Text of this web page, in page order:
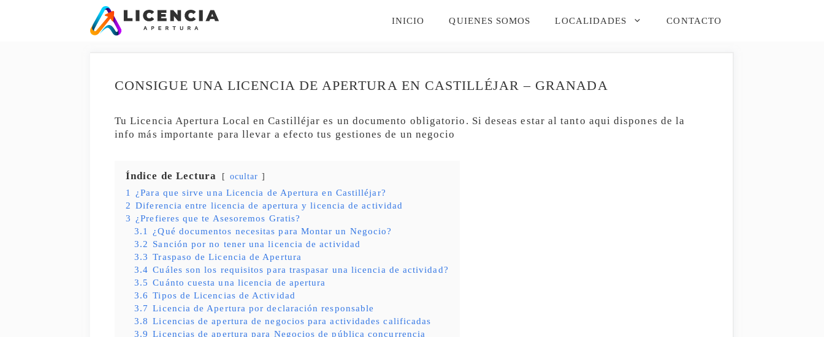
INICIO QUIENES SOMOS LOCALIDADES CONTACTO
CONSIGUE UNA LICENCIA DE APERTURA EN CASTILLÉJAR – GRANADA
Tu Licencia Apertura Local en Castilléjar es un documento obligatorio. Si deseas estar al tanto aqui dispones de la
info más importante para llevar a efecto tus gestiones de un negocio
Índice de Lectura ocultar
1
¿Para que sirve una Licencia de Apertura en Castilléjar?
2 Diferencia entre licencia de apertura y licencia de actividad
3 ¿Prefieres que te Asesoremos Gratis?
3.1
¿Qué documentos necesitas para Montar un Negocio?
3.2 Sanción por no tener una licencia de actividad
3.3 Traspaso de Licencia de Apertura
3.4 Cuáles son los requisitos para traspasar una licencia de actividad?
3.5 Cuánto cuesta una licencia de apertura
3.6 Tipos de Licencias de Actividad
3.7 Licencia de Apertura por declaración responsable
3.8 Licencias de apertura de negocios para actividades calificadas
3.9 Licencias de apertura para Negocios de pública concurrencia